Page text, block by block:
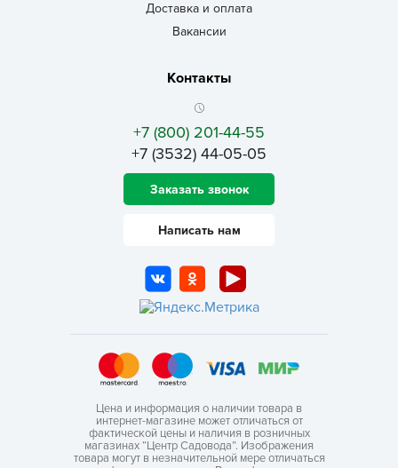
Доставка и оплата
Вакансии
Контакты
+7 (800) 201-44-55
+7 (3532) 44-05-05
Заказать звонок
Написать нам
Цена и информация о наличии товара в
интернет-магазине может отличаться от
фактической цены и наличия в розничных
магазинах “Центр Садовода”. Изображения
товара могут в незначительной мере отличаться